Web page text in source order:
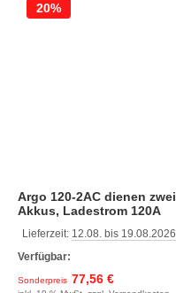
Argo 120-2AC dienen zwei
Akkus, Ladestrom 120A
Lieferzeit: 12.08. bis 19.08.2026
Verfügbar:
Sonderpreis 77,56 €
20%